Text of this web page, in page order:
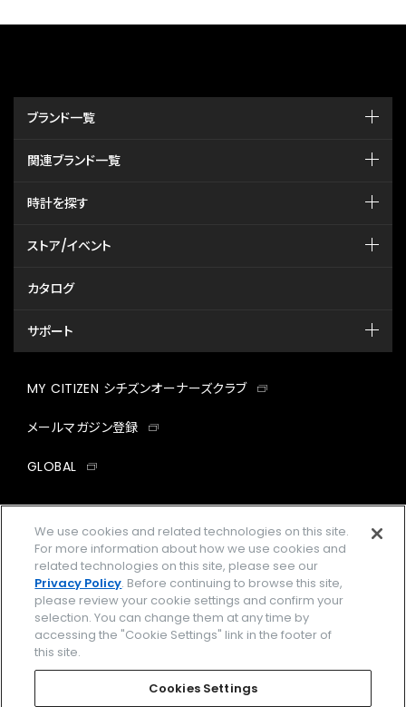
ブランド一覧
関連ブランド一覧
時計を探す
ストア/イベント
カタログ
サポート
MY CITIZEN シチズンオーナーズクラブ
メールマガジン登録
GLOBAL
企業情報 ご利用規約
プライバシーポリシー Cookies Settings
Amazon PayはAmazon.com, Inc.またはその関連会社の商標です。
We use cookies and related technologies on this site.
For more information about how we use cookies and
related technologies on this site, please see our
Privacy Policy. Before continuing to browse this site,
please review your cookie settings and confirm your
selection. You can change them at any time by
accessing the "Cookie Settings" link in the footer of
this site.
Cookies Settings